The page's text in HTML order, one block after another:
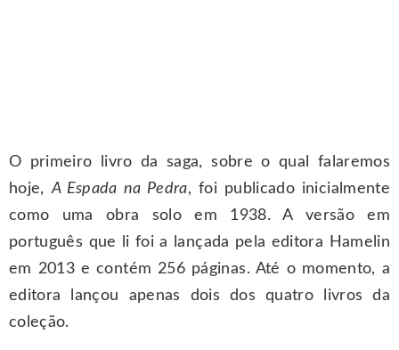
O primeiro livro da saga, sobre o qual falaremos
hoje,A Espada na Pedra, foi publicado inicialmente
como uma obra solo em 1938. A versão em
português que li foi a lançada pela editora Hamelin
em 2013 e contém 256 páginas. Até o momento, a
editora lançou apenas dois dos quatro livros da
coleção.